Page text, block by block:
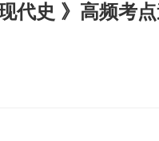
代史 》高频考